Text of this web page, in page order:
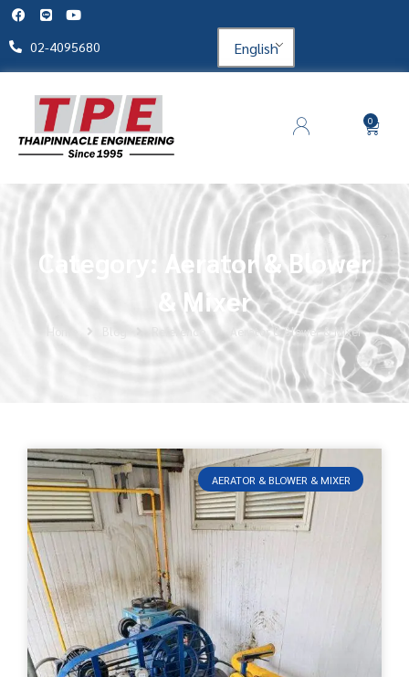
02-4095680 English
0
Category: Aerator & Blower
& Mixer
Home Blog Reference Aerator & Blower & Mixer
AERATOR & BLOWER & MIXER